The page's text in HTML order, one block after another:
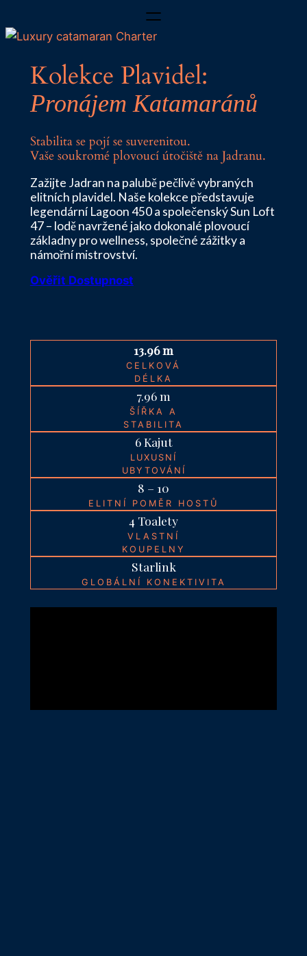
na
Kolekce Plavidel:
Pronájem Katamaránů
Stabilita se pojí se suverenitou.
Vaše soukromé plovoucí útočiště na Jadranu.
Zažijte Jadran na palubě pečlivě vybraných
elitních plavidel. Naše kolekce představuje
legendární Lagoon 450 a společenský Sun Loft
47 – lodě navržené jako dokonalé plovoucí
základny pro wellness, společné zážitky a
námořní mistrovství.
Ověřit Dostupnost
13.96 m
CELKOVÁ
DÉLKA
7.96 m
ŠÍŘKA A
STABILITA
6 Kajut
LUXUSNÍ
UBYTOVÁNÍ
8 – 10
ELITNÍ POMĚR HOSTŮ
4 Toalety
VLASTNÍ
KOUPELNY
Starlink
GLOBÁLNÍ KONEKTIVITA